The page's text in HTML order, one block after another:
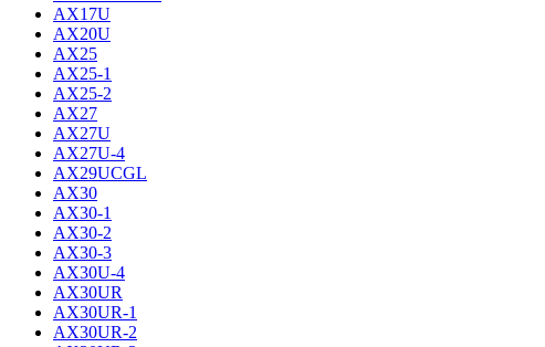
AX17U
AX20U
AX25
AX25-1
AX25-2
AX27
AX27U
AX27U-4
AX29UCGL
AX30
AX30-1
AX30-2
AX30-3
AX30U-4
AX30UR
AX30UR-1
AX30UR-2